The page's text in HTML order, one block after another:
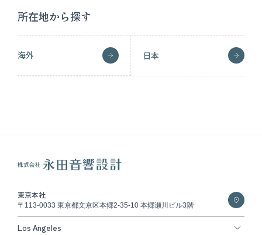
所在地から探す
海外 日本
東京本社
〒113-0033 東京都文京区本郷2-35-10 本郷瀬川ビル3階
Los Angeles